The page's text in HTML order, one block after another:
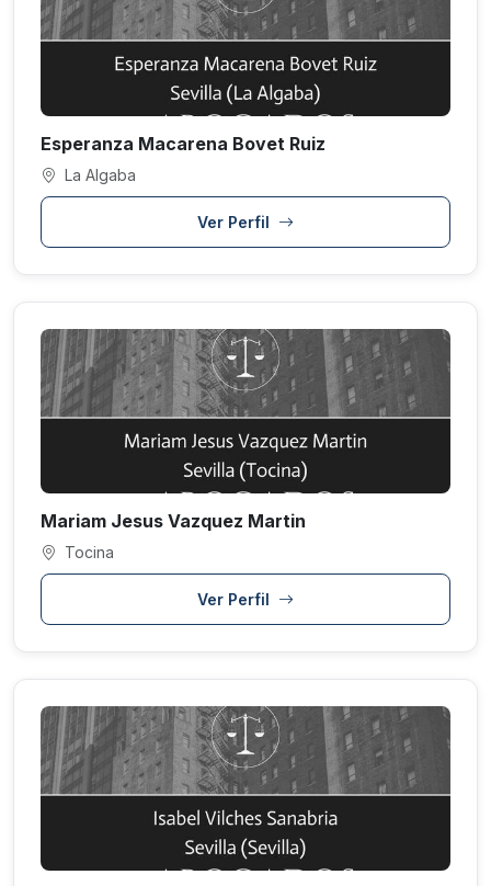
Esperanza Macarena Bovet Ruiz
La Algaba
Ver Perfil
Mariam Jesus Vazquez Martin
Tocina
Ver Perfil